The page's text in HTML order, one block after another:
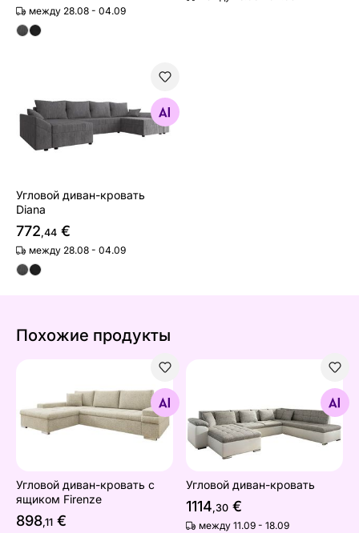
между 28.08 - 04.09
Угловой диван-кровать Diana
Найдите похожие
Угловой диван-кровать
Diana
772,44 €
между 28.08 - 04.09
Похожие продукты
Найдите похожие
Угловой диван-кровать с
ящиком Firenze
898,11 €
Угловой диван-кровать
1114,30 €
между 11.09 - 18.09